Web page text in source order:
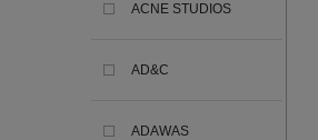
ACNE STUDIOS
AD&C
ADAWAS